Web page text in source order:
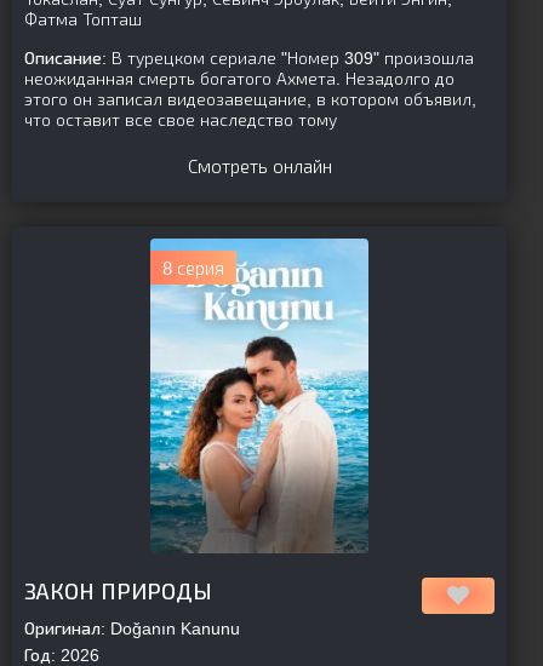
Фатма Топташ
Описание: В турецком сериале "Номер 309" произошла
неожиданная смерть богатого Ахмета. Незадолго до
этого он записал видеозавещание, в котором объявил,
что оставит все свое наследство тому
Смотреть онлайн
8 серия
ЗАКОН ПРИРОДЫ
Оригинал: Doğanın Kanunu
Год: 2026